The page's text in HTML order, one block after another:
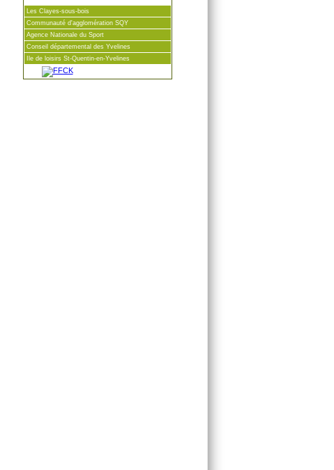
Les Clayes-sous-bois
Communauté d'agglomération SQY
Agence Nationale du Sport
Conseil départemental des Yvelines
Ile de loisirs St-Quentin-en-Yvelines